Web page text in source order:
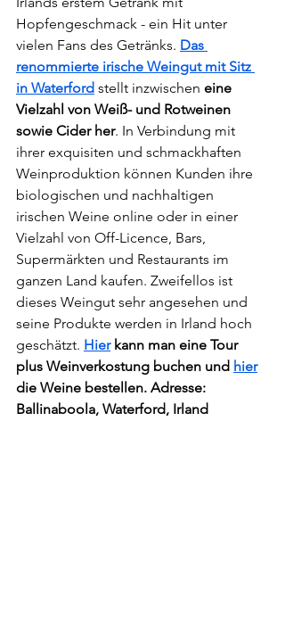
Hopfengeschmack - ein Hit unter
vielen Fans des Getränks. Das
renommierte irische Weingut mit Sitz
in Waterford stellt inzwischen eine
Vielzahl von Weiß- und Rotweinen
sowie Cider her. In Verbindung mit
ihrer exquisiten und schmackhaften
Weinproduktion können Kunden ihre
biologischen und nachhaltigen
irischen Weine online oder in einer
Vielzahl von Off-Licence, Bars,
Supermärkten und Restaurants im
ganzen Land kaufen. Zweifellos ist
dieses Weingut sehr angesehen und
seine Produkte werden in Irland hoch
geschätzt. Hier kann man eine Tour
plus Weinverkostung buchen und hier
die Weine bestellen. Adresse:
Ballinaboola, Waterford, Irland